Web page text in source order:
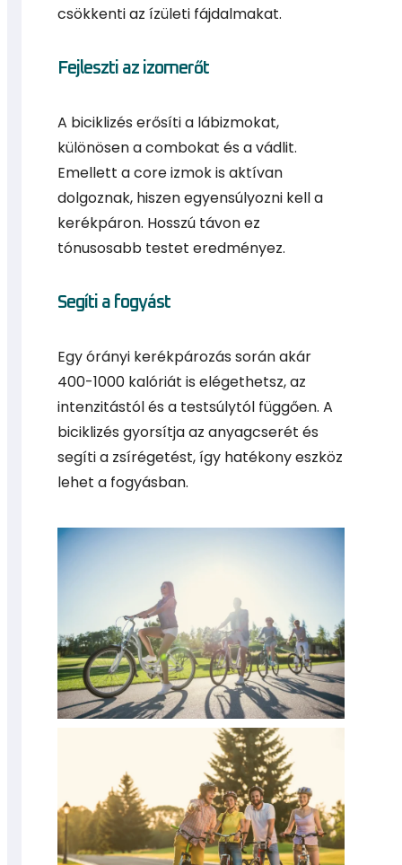
csökkenti az ízületi fájdalmakat.
Fejleszti az izomerőt
A biciklizés erősíti a lábizmokat,
különösen a combokat és a vádlit.
Emellett a core izmok is aktívan
dolgoznak, hiszen egyensúlyozni kell a
kerékpáron. Hosszú távon ez
tónusosabb testet eredményez.
Segíti a fogyást
Egy órányi kerékpározás során akár
400-1000 kalóriát is elégethetsz, az
intenzitástól és a testsúlytól függően. A
biciklizés gyorsítja az anyagcserét és
segíti a zsírégetést, így hatékony eszköz
lehet a fogyásban.